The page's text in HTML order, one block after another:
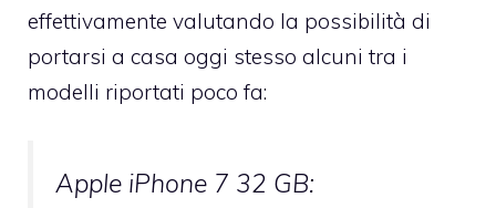
effettivamente valutando la possibilità di
portarsi a casa oggi stesso alcuni tra i
modelli riportati poco fa:
Apple iPhone 7 32 GB: